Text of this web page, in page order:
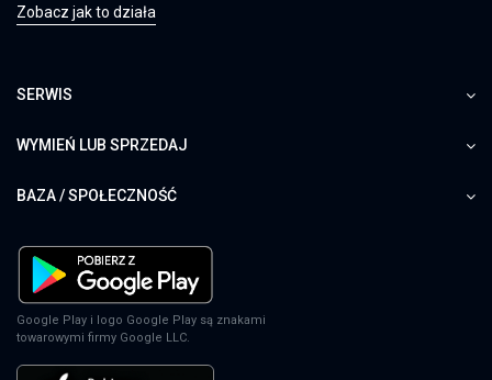
Zobacz jak to działa
SERWIS
WYMIEŃ LUB SPRZEDAJ
BAZA / SPOŁECZNOŚĆ
Google Play i logo Google Play są znakami
towarowymi firmy Google LLC.